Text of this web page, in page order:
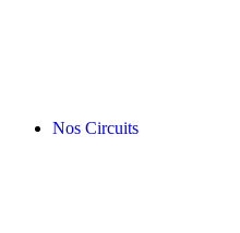
Nos Circuits